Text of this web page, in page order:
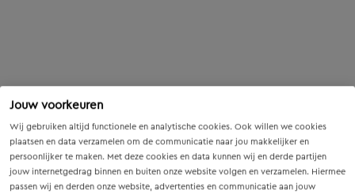
Jouw voorkeuren
Wij gebruiken altijd functionele en analytische cookies. Ook willen we cookies
plaatsen en data verzamelen om de communicatie naar jou makkelijker en
persoonlijker te maken. Met deze cookies en data kunnen wij en derde partijen
jouw internetgedrag binnen en buiten onze website volgen en verzamelen. Hiermee
passen wij en derden onze website, advertenties en communicatie aan jouw